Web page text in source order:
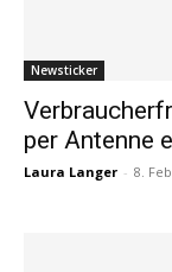
Newsticker
per Antenne
Laura Langer - 8.